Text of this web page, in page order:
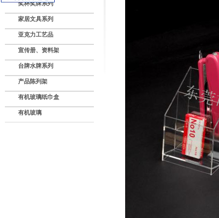
奖杯奖牌系列
家居文具系列
亚克力工艺品
宣传册、资料架
台牌水牌系列
产品陈列架
有机玻璃纸巾盒
有机玻璃